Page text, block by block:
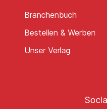
Branchenbuch
Bestellen & Werben
Unser Verlag